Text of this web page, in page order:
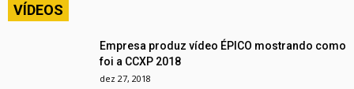
VÍDEOS
Empresa produz vídeo ÉPICO mostrando como
foi a CCXP 2018
dez 27, 2018